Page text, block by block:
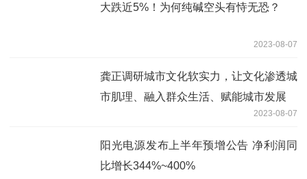
大跌近5%！为何纯碱空头有恃无恐？
2023-08-07
龚正调研城市文化软实力，让文化渗透城
市肌理、融入群众生活、赋能城市发展
2023-08-07
阳光电源发布上半年预增公告 净利润同
比增长344%~400%